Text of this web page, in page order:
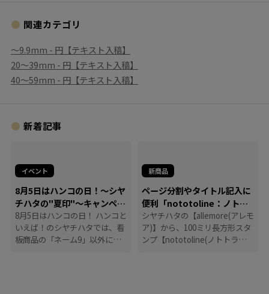
関連カテゴリ
〜9.9mm - 円【テキスト入稿】
20〜39mm - 円【テキスト入稿】
40〜59mm - 円【テキスト入稿】
新着記事
イベント
8月5日はハンコの日！～シヤ
チハタの"夏印"～キャンペー
ン
8月5日はハンコの日！ ハンコと
いえば！のシヤチハタでは、看
板商品の「ネーム9」以外に
新商品
ページ分割やタイトル記入に
便利「nototoline：ノトト
ライン」
シヤチハタの【allemore(アレモ
ア)】から、100ミリ長方形スタ
ンプ【nototoline(ノトトライ